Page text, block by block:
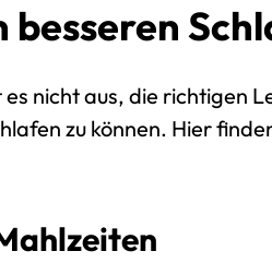
besseren
nicht aus, die richtigen
zu können. Hier